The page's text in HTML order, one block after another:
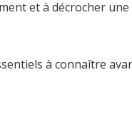
et à décrocher
à connaître